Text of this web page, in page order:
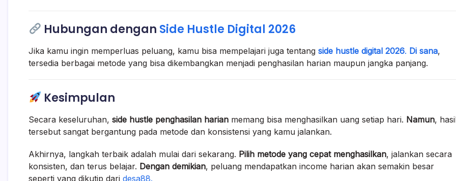
Hubungan dengan Side Hustle Digital 2026
Jika kamu ingin memperluas peluang, kamu bisa mempelajari juga tentang side hustle digital 2026. Di sana,
tersedia berbagai metode yang bisa dikembangkan menjadi penghasilan harian maupun jangka panjang.
Kesimpulan
Secara keseluruhan, side hustle penghasilan harian memang bisa menghasilkan uang setiap hari. Namun,
tersebut sangat bergantung pada metode dan konsistensi yang kamu jalankan.
Akhirnya, langkah terbaik adalah mulai dari sekarang. Pilih metode yang cepat menghasilkan, jalankan secara
konsisten, dan terus belajar. Dengan demikian, peluang mendapatkan income harian akan semakin besar
seperti yang dikutip dari desa88.